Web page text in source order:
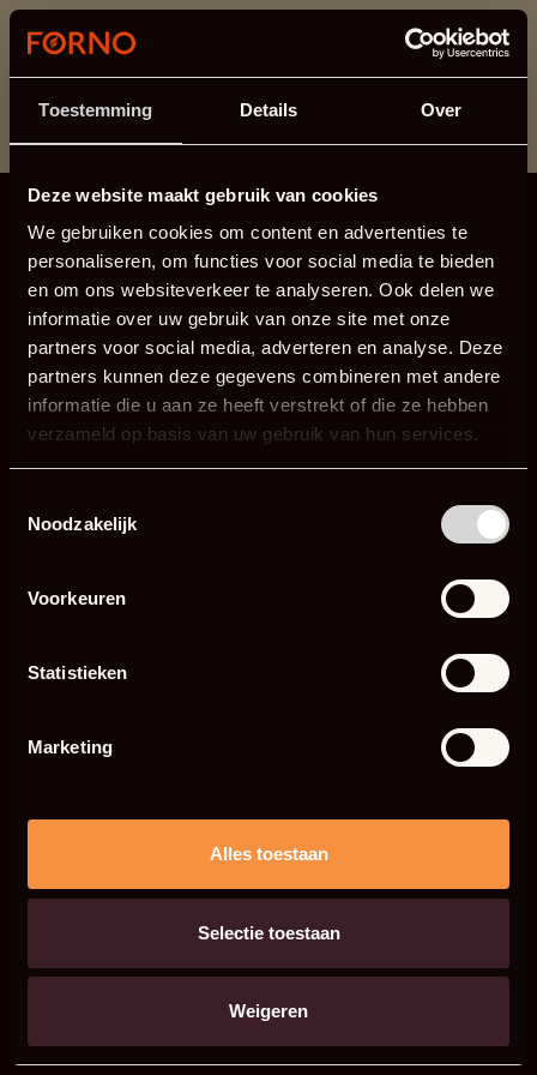
Toestemming Details Over
Deze website maakt gebruik van cookies
We gebruiken cookies om content en advertenties te
personaliseren, om functies voor social media te bieden
en om ons websiteverkeer te analyseren. Ook delen we
informatie over uw gebruik van onze site met onze
partners voor social media, adverteren en analyse. Deze
partners kunnen deze gegevens combineren met andere
informatie die u aan ze heeft verstrekt of die ze hebben
verzameld op basis van uw gebruik van hun services.
Noodzakelijk
Voorkeuren
Statistieken
Marketing
Alles toestaan
Selectie toestaan
Weigeren
Cette section est actuellement en maintenance.
Si vous manquez des informations, vous pouvez nous
appeler au +31 413 395 295 ou nous envoyer un e-